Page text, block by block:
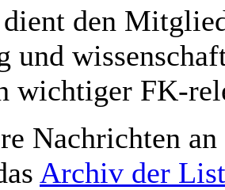
den
und
wichtiger FK-
Nachrichten an
Archiv der